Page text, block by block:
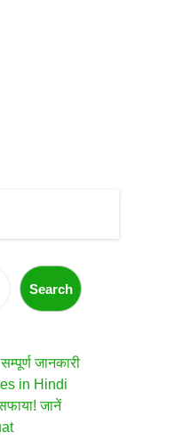
Search
जानकारी
in Hindi
जानें